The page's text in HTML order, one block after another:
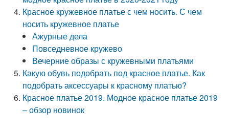
Красное кружевное платье с чем носить. С чем
носить кружевное платье
Ажурные дела
Повседневное кружево
Вечерние образы с кружевными платьями
Какую обувь подобрать под красное платье. Как
подобрать аксессуары к красному платью?
Красное платье 2019. Модное красное платье 2019
– обзор новинок